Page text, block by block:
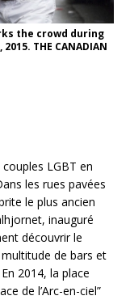
the crowd during
THE CANADIAN
LGBT en
les rues pavées
le plus ancien
inauguré
découvrir le
de bars et
2014, la place
de l’Arc-en-ciel”